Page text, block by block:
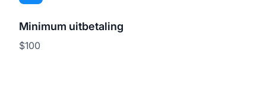
Minimum uitbetaling
$100